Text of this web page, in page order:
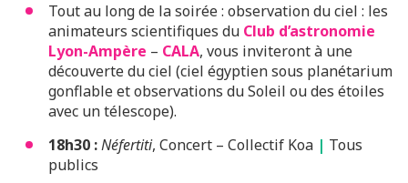
Tout au long de la soirée : observation du ciel : les
animateurs scientifiques du Club d’astronomie
Lyon-Ampère – CALA, vous inviteront à une
découverte du ciel (ciel égyptien sous planétarium
gonflable et observations du Soleil ou des étoiles
avec un télescope).
18h30 :Néfertiti, Concert – Collectif Koa | Tous
publics